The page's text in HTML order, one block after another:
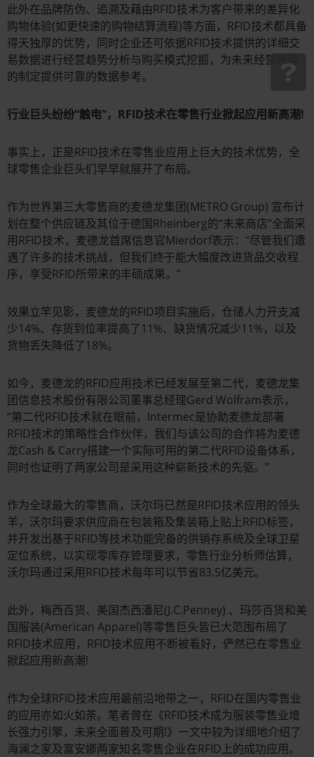
此外在品牌防伪、追溯及藉由RFID技术为客户带来的差异化
购物体验(如更快速的购物结算流程)等方面，RFID技术都具备
得天独厚的优势，同时企业还可依据RFID技术提供的详细交
易数据进行经营趋势分析与购买模式挖掘，为未来经营策略
的制定提供可靠的数据参考。
行业巨头纷纷“触电”，RFID技术在零售行业掀起应用新高潮!
事实上，正是RFID技术在零售业应用上巨大的技术优势，全
球零售企业巨头们早早就展开了布局。
作为世界第三大零售商的麦德龙集团(METRO Group) 宣布计
划在整个供应链及其位于德国Rheinberg的“未来商店”全面采
用RFID技术，麦德龙首席信息官Mierdorf表示：“尽管我们遭
遇了许多的技术挑战，但我们终于能大幅度改进货品交收程
序，享受RFID所带来的丰硕成果。”
效果立竿见影，麦德龙的RFID项目实施后，仓储人力开支减
少14%、存货到位率提高了11%、缺货情况减少11%，以及
货物丢失降低了18%。
如今，麦德龙的RFID应用技术已经发展至第二代，麦德龙集
团信息技术股份有限公司董事总经理Gerd Wolfram表示，
“第二代RFID技术就在眼前，Intermec是协助麦德龙部署
RFID技术的策略性合作伙伴，我们与该公司的合作将为麦德
龙Cash & Carry搭建一个实际可用的第二代RFID设备体系，
同时也证明了两家公司是采用这种崭新技术的先驱。”
作为全球最大的零售商，沃尔玛已然是RFID技术应用的领头
羊，沃尔玛要求供应商在包装箱及集装箱上贴上RFID标签，
并开发出基于RFID等技术功能完备的供销存系统及全球卫星
定位系统，以实现零库存管理要求，零售行业分析师估算，
沃尔玛通过采用RFID技术每年可以节省83.5亿美元。
此外，梅西百货、美国杰西潘尼(J.C.Penney) 、玛莎百货和美
国服装(American Apparel)等零售巨头皆已大范围布局了
RFID技术应用，RFID技术应用不断被看好，俨然已在零售业
掀起应用新高潮!
作为全球RFID技术应用最前沿地带之一，RFID在国内零售业
的应用亦如火如荼。笔者曾在《RFID技术成为服装零售业增
长强力引擎，未来全面普及可期!》一文中较为详细地介绍了
海澜之家及富安娜两家知名零售企业在RFID上的成功应用。